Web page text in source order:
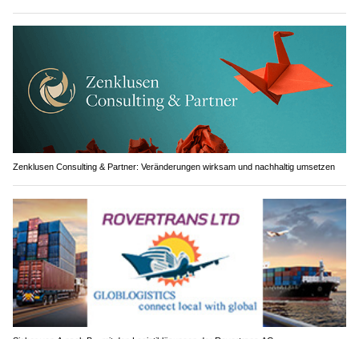
Zenklusen Consulting & Partner: Veränderungen wirksam und nachhaltig umsetzen